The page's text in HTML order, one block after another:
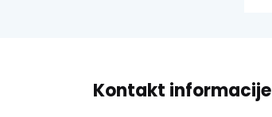
Kontakt informacije